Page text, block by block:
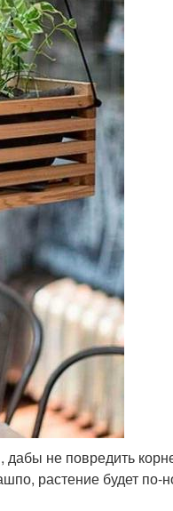
дабы не повредить
растение будет по-